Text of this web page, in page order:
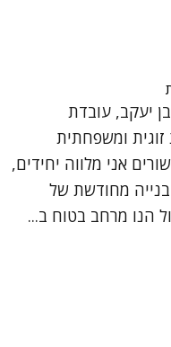
יעקב, עובדת
ומשפחתית
אני מלווה יחידים,
ובנייה מחודשת של
הנו מרחב בטוח ב...